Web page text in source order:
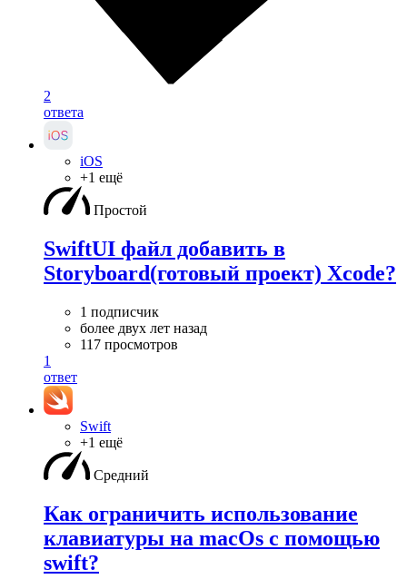
2
ответа
iOS
+1 ещё
Простой
SwiftUI файл добавить в
Storyboard(готовый проект) Xcode?
1 подписчик
более двух лет назад
117 просмотров
1
ответ
Swift
+1 ещё
Средний
Как ограничить использование
клавиатуры на macOs с помощью
swift?